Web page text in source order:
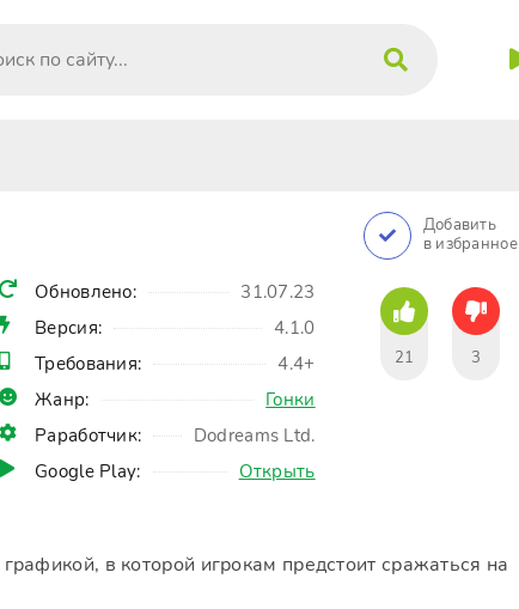
Обновлено:
31.07.23
Версия:
4.1.0
Требования:
4.4+
Жанр:
Гонки
Раработчик:
Dodreams Ltd.
Google Play:
Открыть
Добавить
в избранное
21 3
в которой игрокам предстоит сражаться на